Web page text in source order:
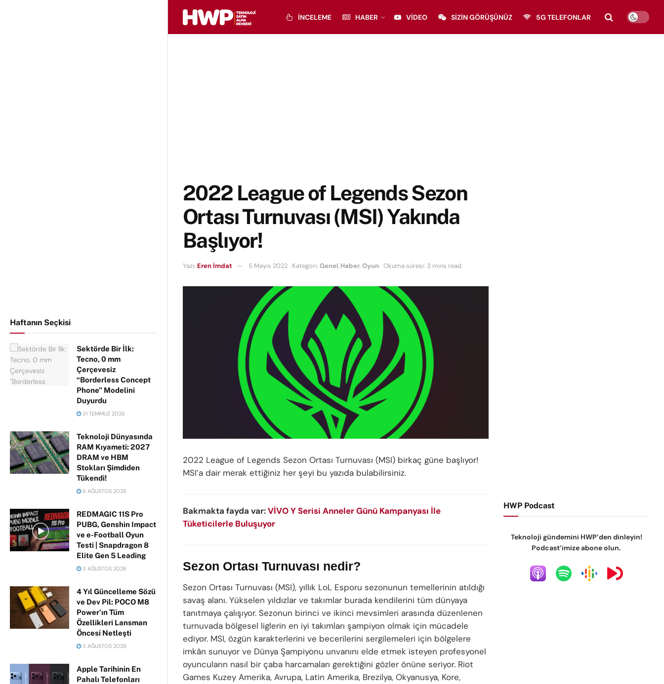
Haftanın Seçkisi
Sektörde Bir İlk:
Tecno, 0 mm
Çerçevesiz
“Borderless Concept
Phone” Modelini
Duyurdu
31 TEMMUZ 2026
Teknoloji Dünyasında
RAM Kıyameti: 2027
DRAM ve HBM
Stokları Şimdiden
Tükendi!
6 AĞUSTOS 2026
REDMAGIC 11S Pro
PUBG, Genshin Impact
ve e-Football Oyun
Testi | Snapdragon 8
Elite Gen 5 Leading
3 AĞUSTOS 2026
4 Yıl Güncelleme Sözü
ve Dev Pil: POCO M8
Power’ın Tüm
Özellikleri Lansman
Öncesi Netleşti
3 AĞUSTOS 2026
Apple Tarihinin En
Pahalı Telefonları
İNCELEME HABER VIDEO SIZIN GÖRÜŞÜNÜZ 5G TELEFONLAR
2022 League of Legends Sezon
Ortası Turnuvası (MSI) Yakında
Başlıyor!
Yazı: Eren İmdat 5 Mayıs 2022 Kategori: Genel, Haber,Oyun Okuma süresi: 3 mins read
2022 League of Legends Sezon Ortası Turnuvası (MSI) birkaç güne başlıyor!
MSI’a dair merak ettiğiniz her şeyi bu yazıda bulabilirsiniz.
Bakmakta fayda var:VİVO Y Serisi Anneler Günü Kampanyası İle
Tüketicilerle Buluşuyor
Sezon Ortası Turnuvası nedir?
Sezon Ortası Turnuvası (MSI), yıllık LoL Esporu sezonunun temellerinin atıldığı
savaş alanı. Yükselen yıldızlar ve takımlar burada kendilerini tüm dünyaya
tanıtmaya çalışıyor. Sezonun birinci ve ikinci mevsimleri arasında düzenlenen
turnuvada bölgesel liglerin en iyi takımları şampiyon olmak için mücadele
ediyor. MSI, özgün karakterlerini ve becerilerini sergilemeleri için bölgelere
imkân sunuyor ve Dünya Şampiyonu unvanını elde etmek isteyen profesyonel
oyuncuların nasıl bir çaba harcamaları gerektiğini gözler önüne seriyor. Riot
Games Kuzey Amerika, Avrupa, Latin Amerika, Brezilya, Okyanusya, Kore,
HWP Podcast
Teknoloji gündemini HWP’den dinleyin!
Podcast’imize abone olun.